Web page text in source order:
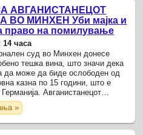
АВГАНИСТАНЕЦОТ
МИНХЕН Уби мајка и
право на помилување
14 часа
суд во Минхен донесе
тешка вина, што значи дека
да може да биде ослободен од
казна по 15 години, што е
Авганистанецот
»